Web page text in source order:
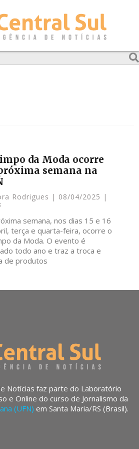
da Moda ocorre
semana na
Rodrigues
08/04/2025
semana, nos dias 15 e 16
terça e quarta-feira, ocorre o
da Moda. O evento é
todo ano e traz a troca e
de produtos
Notícias faz parte do Laboratório
e Online do curso de Jornalismo da
(UFN) em Santa Maria/RS (Brasil).